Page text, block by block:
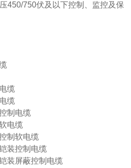
450/750伏及以下控制、监控及保
缆
缆
制电缆
电缆
制软电缆
装控制电缆
装屏蔽控制电缆